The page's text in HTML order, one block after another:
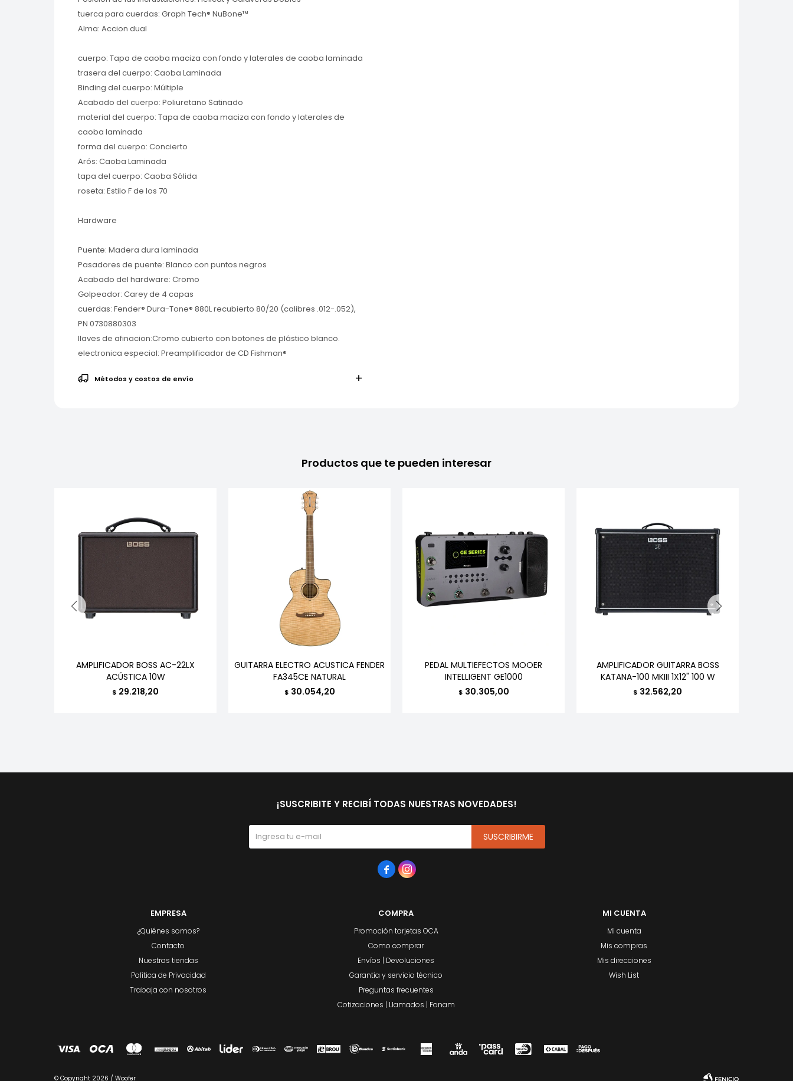
tuerca para cuerdas: Graph Tech® NuBone™
Alma: Accion dual
cuerpo: Tapa de caoba maciza con fondo y laterales de caoba laminada
trasera del cuerpo: Caoba Laminada
Binding del cuerpo: Múltiple
Acabado del cuerpo: Poliuretano Satinado
material del cuerpo: Tapa de caoba maciza con fondo y laterales de
caoba laminada
forma del cuerpo: Concierto
Arós: Caoba Laminada
tapa del cuerpo: Caoba Sólida
roseta: Estilo F de los 70
Hardware
Puente: Madera dura laminada
Pasadores de puente: Blanco con puntos negros
Acabado del hardware: Cromo
Golpeador: Carey de 4 capas
cuerdas: Fender® Dura-Tone® 880L recubierto 80/20 (calibres .012-.052),
PN 0730880303
llaves de afinacion:Cromo cubierto con botones de plástico blanco.
electronica especial: Preamplificador de CD Fishman®
Métodos y costos de envío
Productos que te pueden interesar
AMPLIFICADOR BOSS AC-22LX
ACÚSTICA 10W
$ 29.218,20
GUITARRA ELECTRO ACUSTICA FENDER
FA345CE NATURAL
$ 30.054,20
PEDAL MULTIEFECTOS MOOER
INTELLIGENT GE1000
$ 30.305,00
AMPLIFICADOR GUITARRA BOSS
KATANA-100 MKIII 1X12" 100 W
$ 32.562,20
EMPRESA
¿Quiénes somos?
Contacto
Nuestras tiendas
Política de Privacidad
Trabaja con nosotros
COMPRA
Promoción tarjetas OCA
Como comprar
Envíos | Devoluciones
Garantia y servicio técnico
Preguntas frecuentes
Cotizaciones | Llamados | Fonam
MI CUENTA
Mi cuenta
Mis compras
Mis direcciones
Wish List
¡SUSCRIBITE Y RECIBÍ TODAS NUESTRAS NOVEDADES!
SUSCRIBIRME
 
© Copyright 2026 / Woofer